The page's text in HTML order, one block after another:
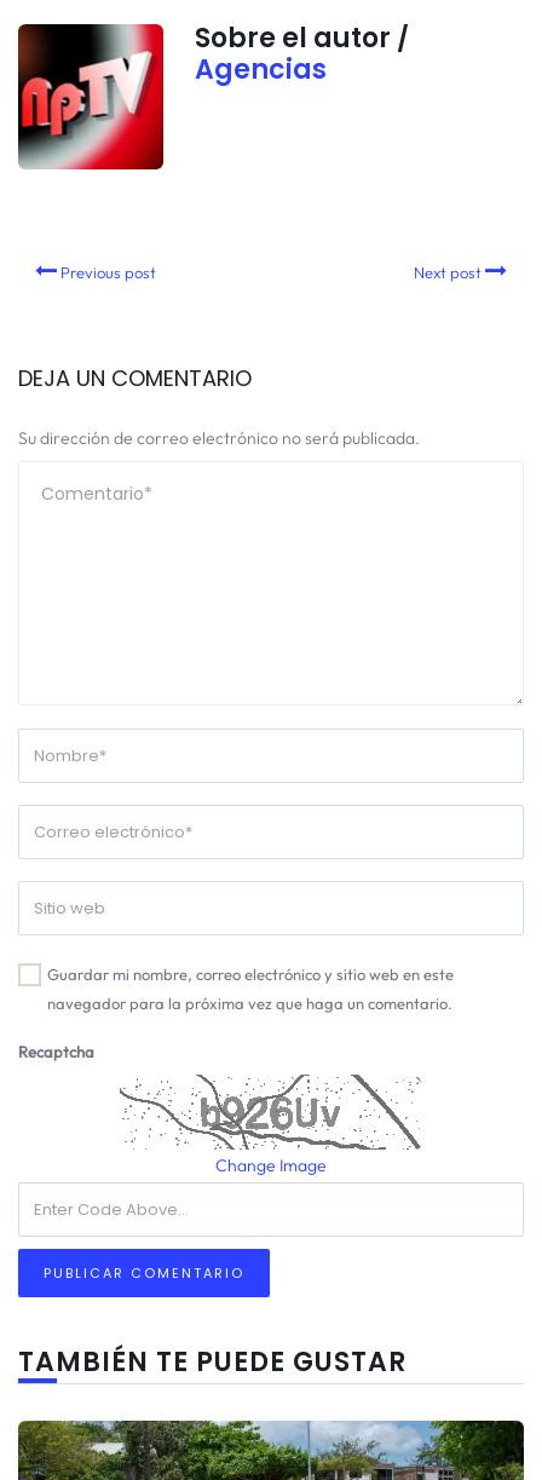
Sobre el autor /
Agencias
Previous post Next post
DEJA UN COMENTARIO
Su dirección de correo electrónico no será publicada.
Guardar mi nombre, correo electrónico y sitio web en este
navegador para la próxima vez que haga un comentario.
Recaptcha
Change Image
TAMBIÉN TE PUEDE GUSTAR